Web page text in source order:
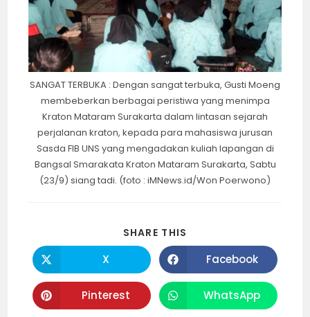
SANGAT TERBUKA : Dengan sangat terbuka, Gusti Moeng
membeberkan berbagai peristiwa yang menimpa
Kraton Mataram Surakarta dalam lintasan sejarah
perjalanan kraton, kepada para mahasiswa jurusan
Sasda FIB UNS yang mengadakan kuliah lapangan di
Bangsal Smarakata Kraton Mataram Surakarta, Sabtu
(23/9) siang tadi. (foto : iMNews.id/Won Poerwono)
SHARE THIS
Opens
in
a
new
window
X Opens
in
a
new
window
Facebook
Opens
in
Pinterest Opens
in
WhatsApp